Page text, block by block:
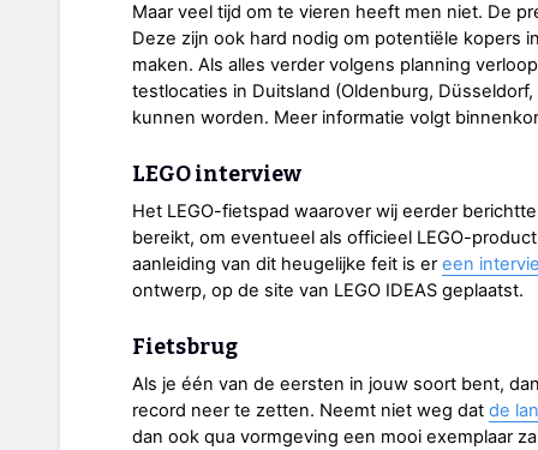
Maar veel tijd om te vieren heeft men niet. De
Deze zijn ook hard nodig om potentiële kopers
maken. Als alles verder volgens planning
testlocaties in Duitsland (Oldenburg,
kunnen worden. Meer informatie volgt
LEGO interview
Het LEGO-fietspad waarover wij eerder
bereikt, om eventueel als officieel LEGO-
aanleiding van dit heugelijke feit is ereen
ontwerp, op de site van LEGO IDEAS geplaatst.
Fietsbrug
Als je één van de eersten in jouw soort bent,
record neer te zetten. Neemt niet weg dat de
dan ook qua vormgeving een mooi exemplaar